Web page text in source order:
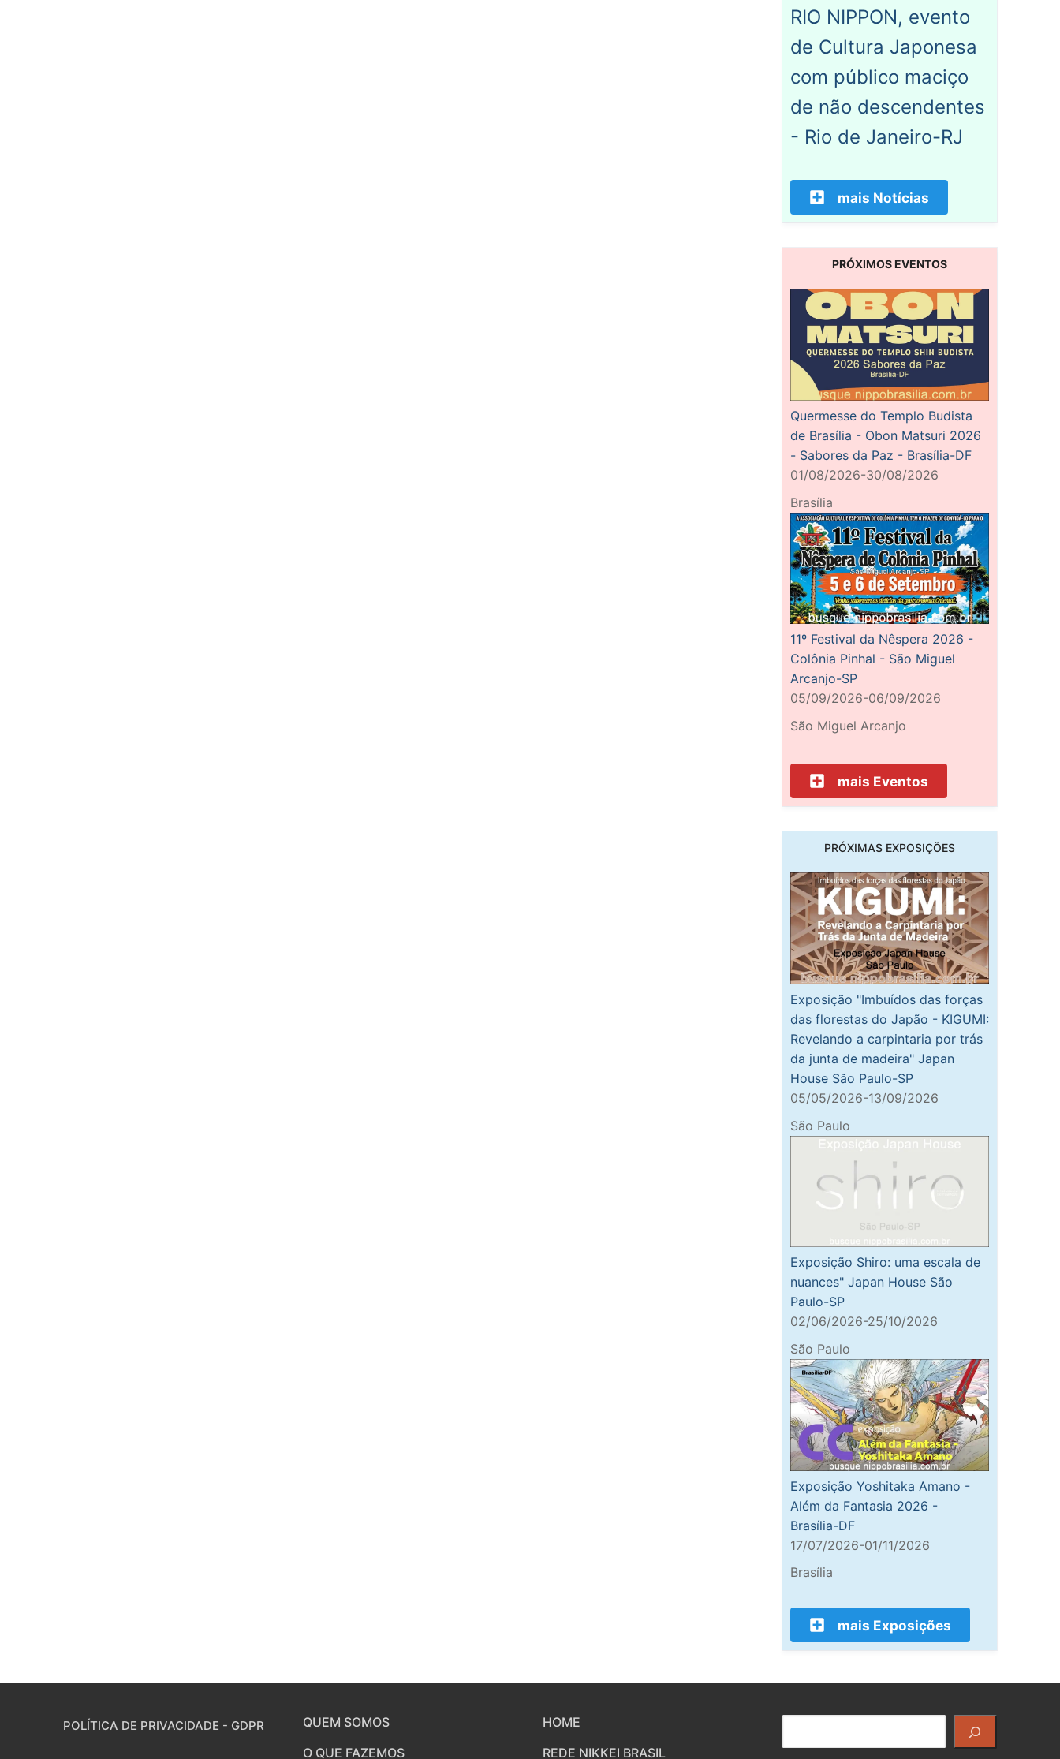
RIO NIPPON, evento
de Cultura Japonesa
com público maciço
de não descendentes
- Rio de Janeiro-RJ
mais Notícias
PRÓXIMOS EVENTOS
Quermesse do Templo Budista
de Brasília - Obon Matsuri 2026
- Sabores da Paz - Brasília-DF
01/08/2026-30/08/2026
Brasília
11º Festival da Nêspera 2026 -
Colônia Pinhal - São Miguel
Arcanjo-SP
05/09/2026-06/09/2026
São Miguel Arcanjo
mais Eventos
PRÓXIMAS EXPOSIÇÕES
Exposição "Imbuídos das forças
das florestas do Japão - KIGUMI:
Revelando a carpintaria por trás
da junta de madeira" Japan
House São Paulo-SP
05/05/2026-13/09/2026
São Paulo
Exposição Shiro: uma escala de
nuances" Japan House São
Paulo-SP
02/06/2026-25/10/2026
São Paulo
Exposição Yoshitaka Amano -
Além da Fantasia 2026 -
Brasília-DF
17/07/2026-01/11/2026
Brasília
mais Exposições
POLÍTICA DE PRIVACIDADE - GDPR
QUEM SOMOS
O QUE FAZEMOS
HOME
REDE NIKKEI BRASIL